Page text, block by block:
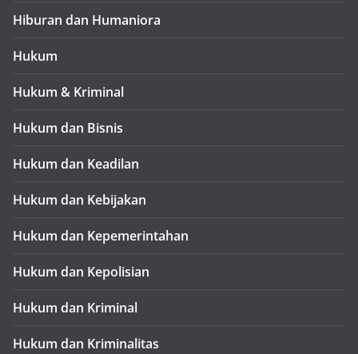
Hiburan dan Humaniora
Hukum
Hukum & Kriminal
Hukum dan Bisnis
Hukum dan Keadilan
Hukum dan Kebijakan
Hukum dan Kepemerintahan
Hukum dan Kepolisian
Hukum dan Kriminal
Hukum dan Kriminalitas